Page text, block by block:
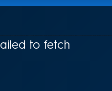
to fetch